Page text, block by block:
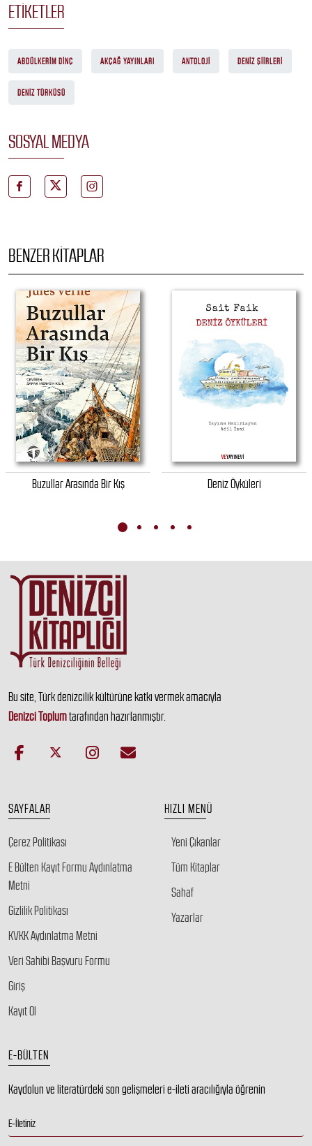
ETIKETLER
ABDÜLKERIM DINÇ AKÇAĞ YAYINLARI ANTOLOJI DENIZ ŞIIRLERI
DENIZ TÜRKÜSÜ
SOSYAL MEDYA
BENZER KITAPLAR
Buzullar Arasında Bir Kış Deniz Öyküleri
Bu site, Türk denizcilik kültürüne katkı vermek amacıyla
Denizci Toplumtarafından hazırlanmıştır.
SAYFALAR
Çerez Politikası
E Bülten Kayıt Formu Aydınlatma
Metni
Gizlilik Politikası
KVKK Aydınlatma Metni
Veri Sahibi Başvuru Formu
Giriş
Kayıt Ol
HIZLI MENÜ
Yeni Çıkanlar
Tüm Kitaplar
Sahaf
Yazarlar
E-BÜLTEN
Kaydolun ve literatürdeki son gelişmeleri e-ileti aracılığıyla öğrenin